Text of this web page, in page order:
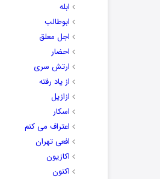
ابله
ابوطالب
اجل معلق
احضار
ارتش سری
از یاد رفته
ازازیل
اسکار
اعتراف می کنم
افعی تهران
اکازیون
اکنون